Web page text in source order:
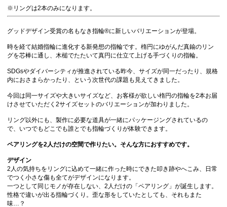
※リングは2本のみになります。
グッドデザイン受賞の名もなき指輪®に新しいバリエーションが登場。
時を経て結婚指輪に進化する新発想の指輪です。楕円にゆがんだ真鍮のリン
グを芯棒に通し、木槌でたたいて真円に仕立て上げる手づくりの指輪。
SDGsやダイバーシティが推進されている昨今、サイズが同一だったり、規格
内におさまらかったり、という次世代の課題も見えてきました。
今回は同一サイズや大きいサイズなど、お客様が欲しい楕円の指輪を2本お届
けさせていただく2サイズセットのバリエーションが加わりました。
リング以外にも、製作に必要な道具が一緒にパッケージングされているの
で、いつでもどこでも誰とでも指輪づくりが体験できます。
ペアリングを2人だけの空間で作りたい。そんな方におすすめです。
デザイン
2人の気持ちをリングに込めて一緒に作った時にできた叩き跡やへこみ、日常
でつく小さな傷も全てがデザインになります。
一つとして同じモノが存在しない、2人だけの「ペアリング」が誕生します。
性格で違いが出る指輪づくり。歪な形をしていたとしても、それもまた
味…？